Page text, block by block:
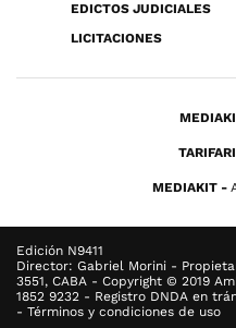
EDICTOS JUDICIALES
LICITACIONES
MEDIAKIT
Edición N9411
Director: Gabriel Morini -
3551, CABA - Copyright © 2019
1852 9232 - Registro DNDA en
- Términos y condiciones de uso